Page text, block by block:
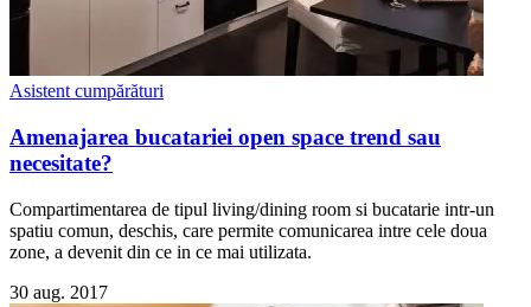
Asistent cumpărături
Amenajarea bucatariei open space trend sau
necesitate?
Compartimentarea de tipul living/dining room si bucatarie intr-un
spatiu comun, deschis, care permite comunicarea intre cele doua
zone, a devenit din ce in ce mai utilizata.
30 aug. 2017